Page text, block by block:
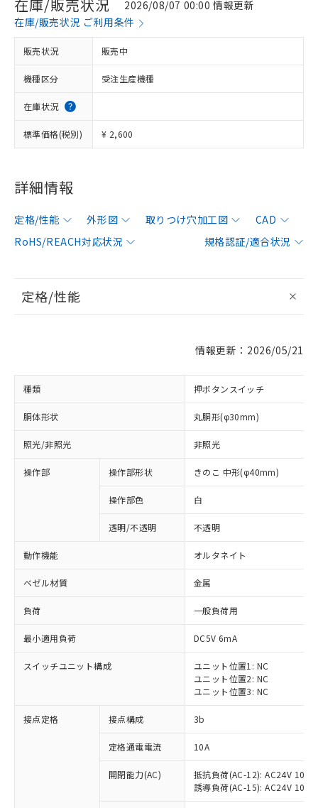
在庫/販売状況
2026/08/07 00:00 情報更新
在庫/販売状況 ご利用条件
販売状況 販売中
機種区分 受注生産機種
在庫状況
標準価格(税別) ¥ 2,600
詳細情報
定格/性能 外形図 取りつけ穴加工図
CAD
RoHS/REACH対応状況
規格認証/適合状況
定格/性能
情報更新：2026/05/21
種類 押ボタンスイッチ
胴体形状 丸胴形(φ30mm)
照光/非照光 非照光
操作部 操作部形状 きのこ 中形(φ40mm)
操作部色 白
透明/不透明 不透明
動作機能 オルタネイト
ベゼル材質 金属
負荷 一般負荷用
最小適用負荷 DC5V 6mA
スイッチユニット構成
ユニット位置1: NC
ユニット位置2: NC
ユニット位置3: NC
接点定格 接点構成 3b
定格通電電流 10A
開閉能力(AC)
抵抗負荷(AC-12): AC24V 10A/
誘導負荷(AC-15): AC24V
※1 対応状況
対応済み：EU RoHS指令（10物質）の
非含有に対応した製品が提供可能な商品で
対応予定：EU RoHS指令（10物質）の非含